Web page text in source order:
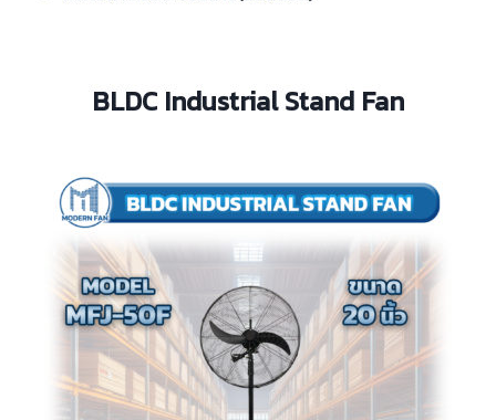
BLDC Industrial Stand Fan